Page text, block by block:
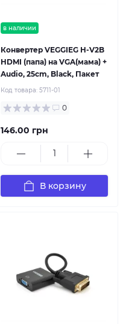
в наличии
Конвертер VEGGIEG H-V2B
HDMI (папа) на VGA(мама) +
Audio, 25cm, Black, Пакет
Код товара: 5711-01
0
146.00 грн
В корзину